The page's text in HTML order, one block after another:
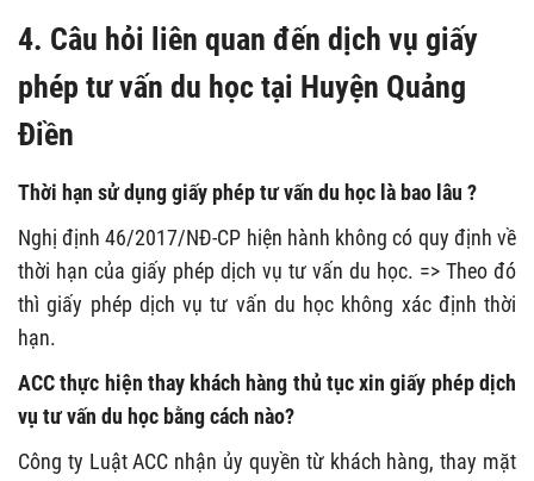
4. Câu hỏi liên quan đến dịch vụ giấy
phép tư vấn du học tại Huyện Quảng
Điền
Thời hạn sử dụng giấy phép tư vấn du học là bao lâu ?
Nghị định 46/2017/NĐ-CP hiện hành không có quy định về
thời hạn của giấy phép dịch vụ tư vấn du học. => Theo đó
thì giấy phép dịch vụ tư vấn du học không xác định thời
hạn.
ACC thực hiện thay khách hàng thủ tục xin giấy phép dịch
vụ tư vấn du học bằng cách nào?
Công ty Luật ACC nhận ủy quyền từ khách hàng, thay mặt